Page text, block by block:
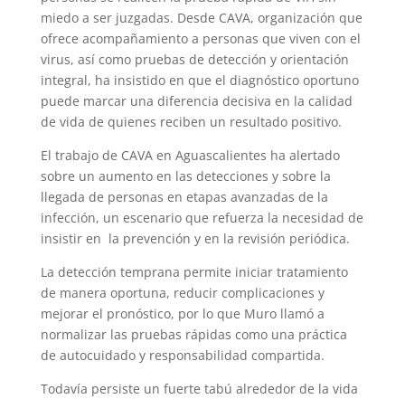
miedo a ser juzgadas. Desde CAVA, organización que
ofrece acompañamiento a personas que viven con el
virus, así como pruebas de detección y orientación
integral, ha insistido en que el diagnóstico oportuno
puede marcar una diferencia decisiva en la calidad
de vida de quienes reciben un resultado positivo.
El trabajo de CAVA en Aguascalientes ha alertado
sobre un aumento en las detecciones y sobre la
llegada de personas en etapas avanzadas de la
infección, un escenario que refuerza la necesidad de
insistir en la prevención y en la revisión periódica.
La detección temprana permite iniciar tratamiento
de manera oportuna, reducir complicaciones y
mejorar el pronóstico, por lo que Muro llamó a
normalizar las pruebas rápidas como una práctica
de autocuidado y responsabilidad compartida.
Todavía persiste un fuerte tabú alrededor de la vida